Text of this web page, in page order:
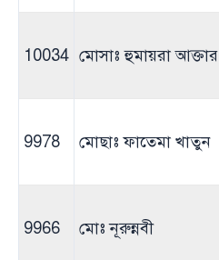
10034 মোসাঃ হুমায়রা আক্তার
9978 মোছাঃ ফাতেমা খাতুন
9966 মোঃ নূরুন্নবী